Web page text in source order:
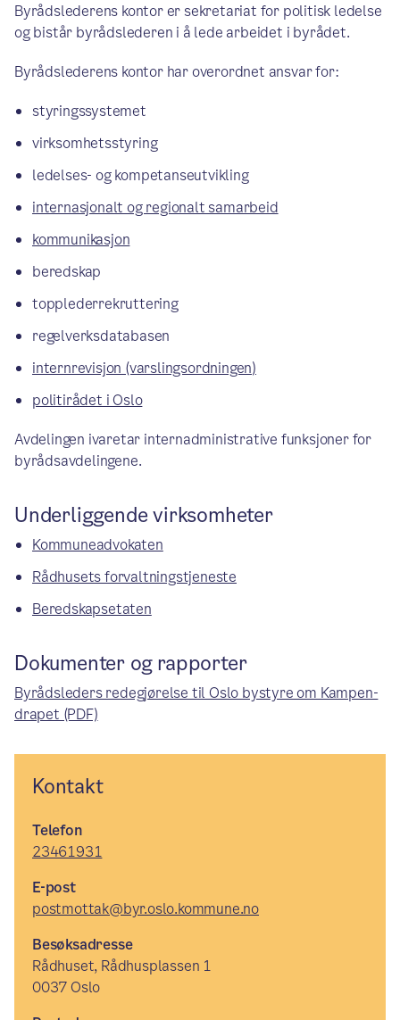
Byrådslederens kontor er sekretariat for politisk ledelse
og bistår byrådslederen i å lede arbeidet i byrådet.
Byrådslederens kontor har overordnet ansvar for:
styringssystemet
virksomhetsstyring
ledelses- og kompetanseutvikling
internasjonalt og regionalt samarbeid
kommunikasjon
beredskap
topplederrekruttering
regelverksdatabasen
internrevisjon (varslingsordningen)
politirådet i Oslo
Avdelingen ivaretar internadministrative funksjoner for
byrådsavdelingene.
Underliggende virksomheter
Kommuneadvokaten
Rådhusets forvaltningstjeneste
Beredskapsetaten
Dokumenter og rapporter
Byrådsleders redegjørelse til Oslo bystyre om Kampen-
drapet (PDF)
Kontakt
Telefon
23461931
E-post
postmottak@byr.oslo.kommune.no
Besøksadresse
Rådhuset, Rådhusplassen 1
0037 Oslo